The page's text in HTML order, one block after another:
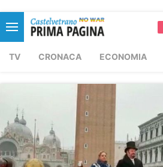
TV CRONACA ECONOMIA